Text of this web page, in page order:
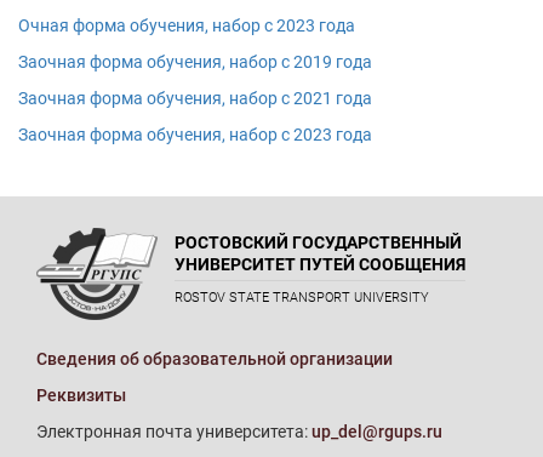
Очная форма обучения, набор с 2023 года
Заочная форма обучения, набор с 2019 года
Заочная форма обучения, набор с 2021 года
Заочная форма обучения, набор с 2023 года
РОСТОВСКИЙ ГОСУДАРСТВЕННЫЙ
УНИВЕРСИТЕТ ПУТЕЙ СООБЩЕНИЯ
ROSTOV STATE TRANSPORT UNIVERSITY
Сведения об образовательной организации
Реквизиты
Электронная почта университета:up_del@rgups.ru